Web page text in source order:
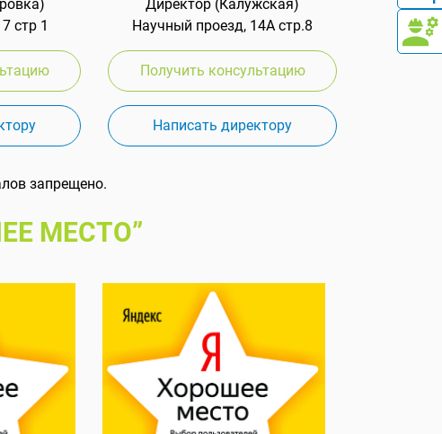
стр 1
Директор (Калужская)
Научный проезд, 14А стр.8
Получить консультацию
Написать директору
запрещено.
МЕСТО”